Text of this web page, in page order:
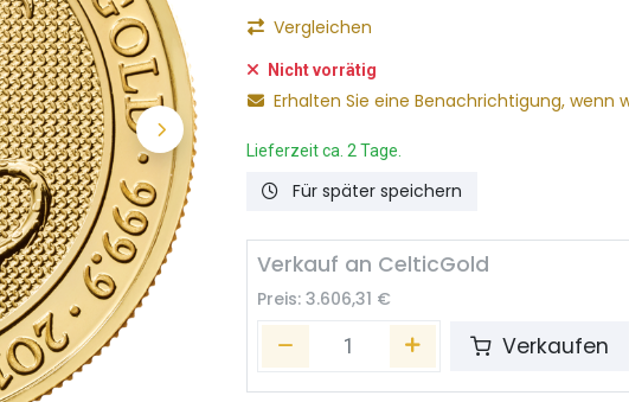
Vergleichen
Nicht vorrätig
Erhalten Sie eine Benachrichtigung, wenn
Lieferzeit ca. 2 Tage.
Für später speichern
Verkauf an CelticGold
Preis: 3.606,31 €
Verkaufen